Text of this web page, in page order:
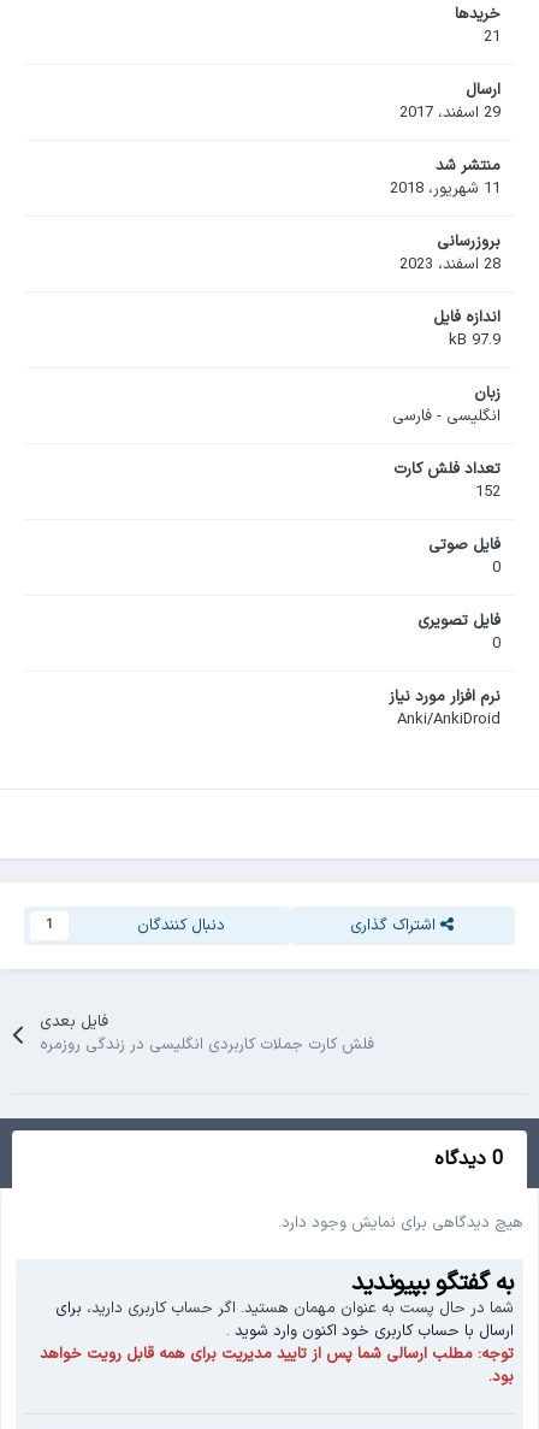
خریدها
21
ارسال
29 اسفند، 2017
منتشر شد
11 شهریور، 2018
بروزرسانی
28 اسفند، 2023
اندازه فایل
97.9 kB
زبان
انگلیسی - فارسی
تعداد فلش کارت
152
فایل صوتی
0
فایل تصویری
0
نرم افزار مورد نیاز
Anki/AnkiDroid
اشتراک گذاری دنبال کنندگان 1
فایل بعدی
فلش کارت جملات کاربردی انگلیسی در زندگی روزمره
0 دیدگاه
هیچ دیدگاهی برای نمایش وجود دارد.
به گفتگو بپیوندید
شما در حال پست به عنوان مهمان هستید. اگر حساب کاربری دارید، برای
ارسال با حساب کاربری خود اکنون وارد شوید .
توجه: مطلب ارسالی شما پس از تایید مدیریت برای همه قابل رویت خواهد
بود.